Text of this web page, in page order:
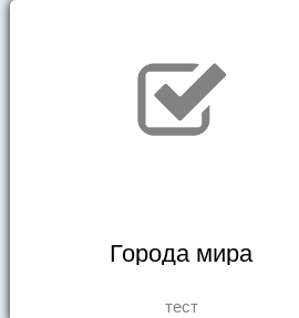
Города мира
тест